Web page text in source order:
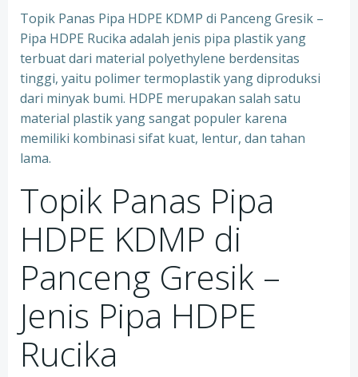
Topik Panas Pipa HDPE KDMP di Panceng Gresik –
Pipa HDPE Rucika adalah jenis pipa plastik yang
terbuat dari material polyethylene berdensitas
tinggi, yaitu polimer termoplastik yang diproduksi
dari minyak bumi. HDPE merupakan salah satu
material plastik yang sangat populer karena
memiliki kombinasi sifat kuat, lentur, dan tahan
lama.
Topik Panas Pipa
HDPE KDMP di
Panceng Gresik –
Jenis Pipa HDPE
Rucika